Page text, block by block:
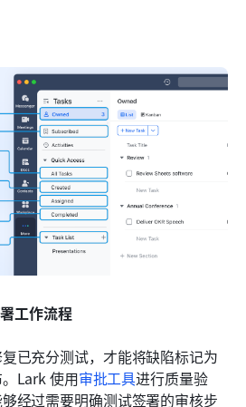
工作流程
已充分测试，才能将缺陷标记为
Lark 使用审批工具进行质量验
经过需要明确测试签署的审核步